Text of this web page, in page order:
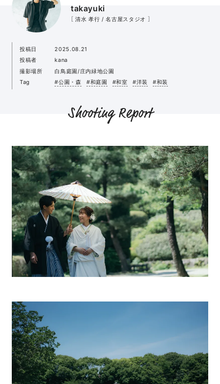
takayuki
［ 清水 孝行 / 名古屋スタジオ ］
投稿日
2025.08.21
投稿者
kana
撮影場所
白鳥庭園/庄内緑地公園
Tag
#公園・森 #和庭園 #和室 #洋装 #和装
Shooting Report